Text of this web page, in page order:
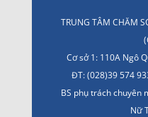
TRUNG TÂM CHĂM
Cơ sở 1: 110A Ngô
ĐT: (028)39 574
BS phụ trách chuyên
Nữ